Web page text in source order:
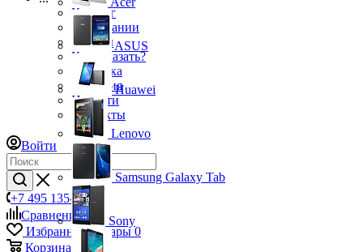
Каталог
О компании
Бренды
Как заказать?
Доставка
Гарантия
Новости
Контакты
Войти
+7 495 135-39-43
Сравнение0
Избранные товары 0
Корзина
ASUS
Huawei
Lenovo
Samsung Galaxy Tab
Sony